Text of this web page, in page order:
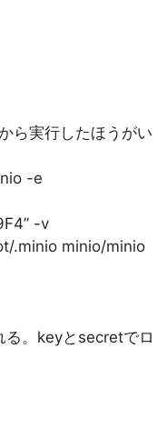
ら実行したほうがい
-e
-v
.minio minio/minio
。keyとsecretでロ